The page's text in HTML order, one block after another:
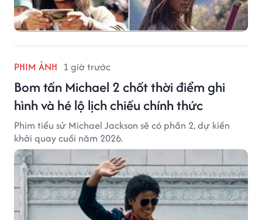
PHIM ẢNH 1 giờ trước
Bom tấn Michael 2 chốt thời điểm ghi
hình và hé lộ lịch chiếu chính thức
Phim tiểu sử Michael Jackson sẽ có phần 2, dự kiến
khởi quay cuối năm 2026.